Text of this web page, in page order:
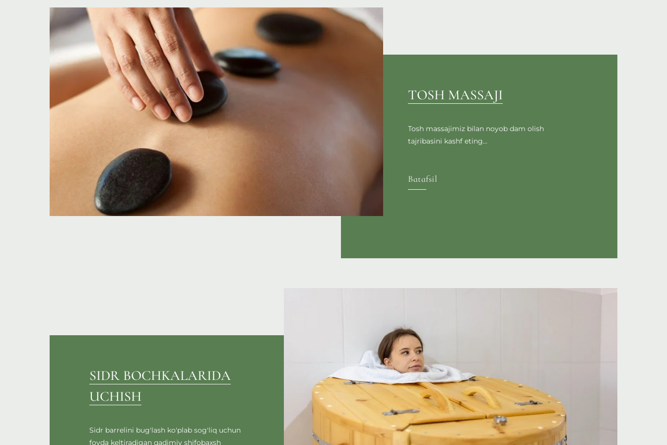
TOSH MASSAJI
Tosh massajimiz bilan noyob dam olish
tajribasini kashf eting...
Batafsil
SIDR BOCHKALARIDA
UCHISH
Sidr barrelini bug'lash ko'plab sog'liq uchun
foyda keltiradigan qadimiy shifobaxsh